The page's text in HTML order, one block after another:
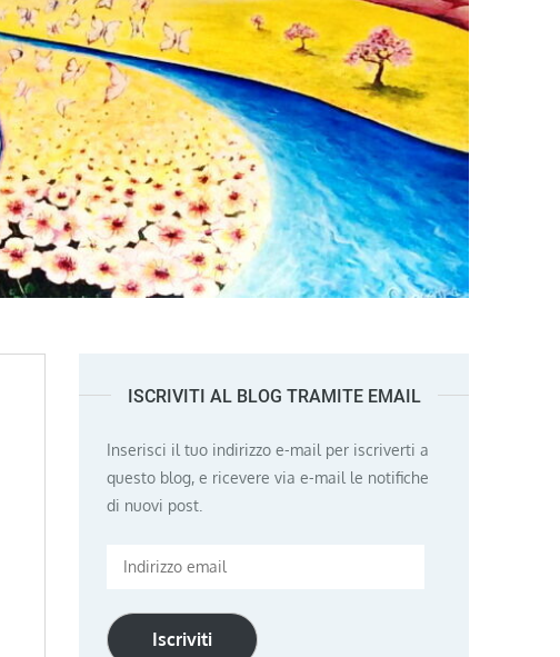
ISCRIVITI AL BLOG TRAMITE EMAIL
Inserisci il tuo indirizzo e-mail per iscriverti a
questo blog, e ricevere via e-mail le notifiche
di nuovi post.
Indirizzo
Iscriviti